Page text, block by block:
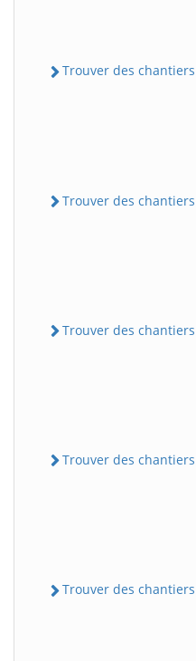
Trouver des chantiers
Trouver des chantiers
Trouver des chantiers
Trouver des chantiers
Trouver des chantiers